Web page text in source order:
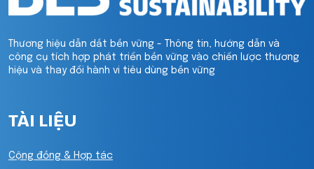
Thương hiệu dẫn dắt bền vững - Thông tin, hướng dẫn và
công cụ tích hợp phát triển bền vững vào chiến lược thương
hiệu và thay đổi hành vi tiêu dùng bền vững
TÀI LIỆU
Cộng đồng & Hợp tác